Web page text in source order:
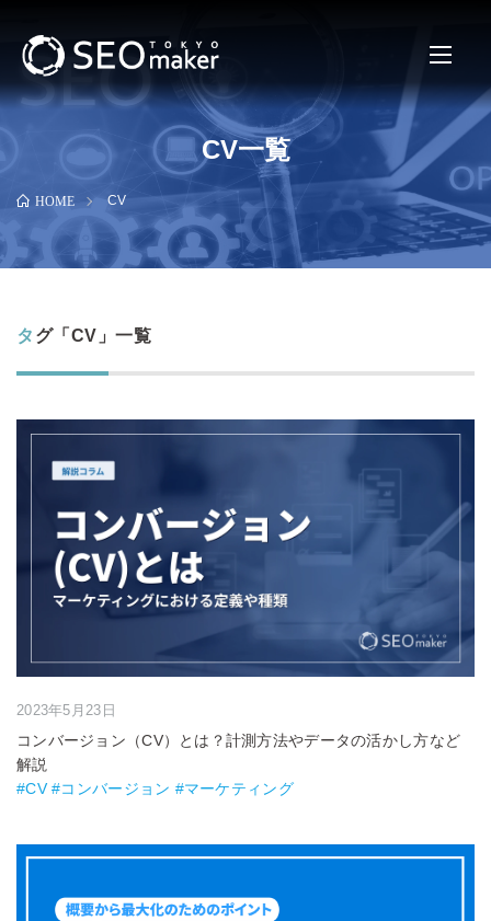
CV一覧
HOME CV
タグ「CV」一覧
2023年5月23日
コンバージョン（CV）とは？計測方法やデータの活かし方など
解説
#CV #コンバージョン #マーケティング